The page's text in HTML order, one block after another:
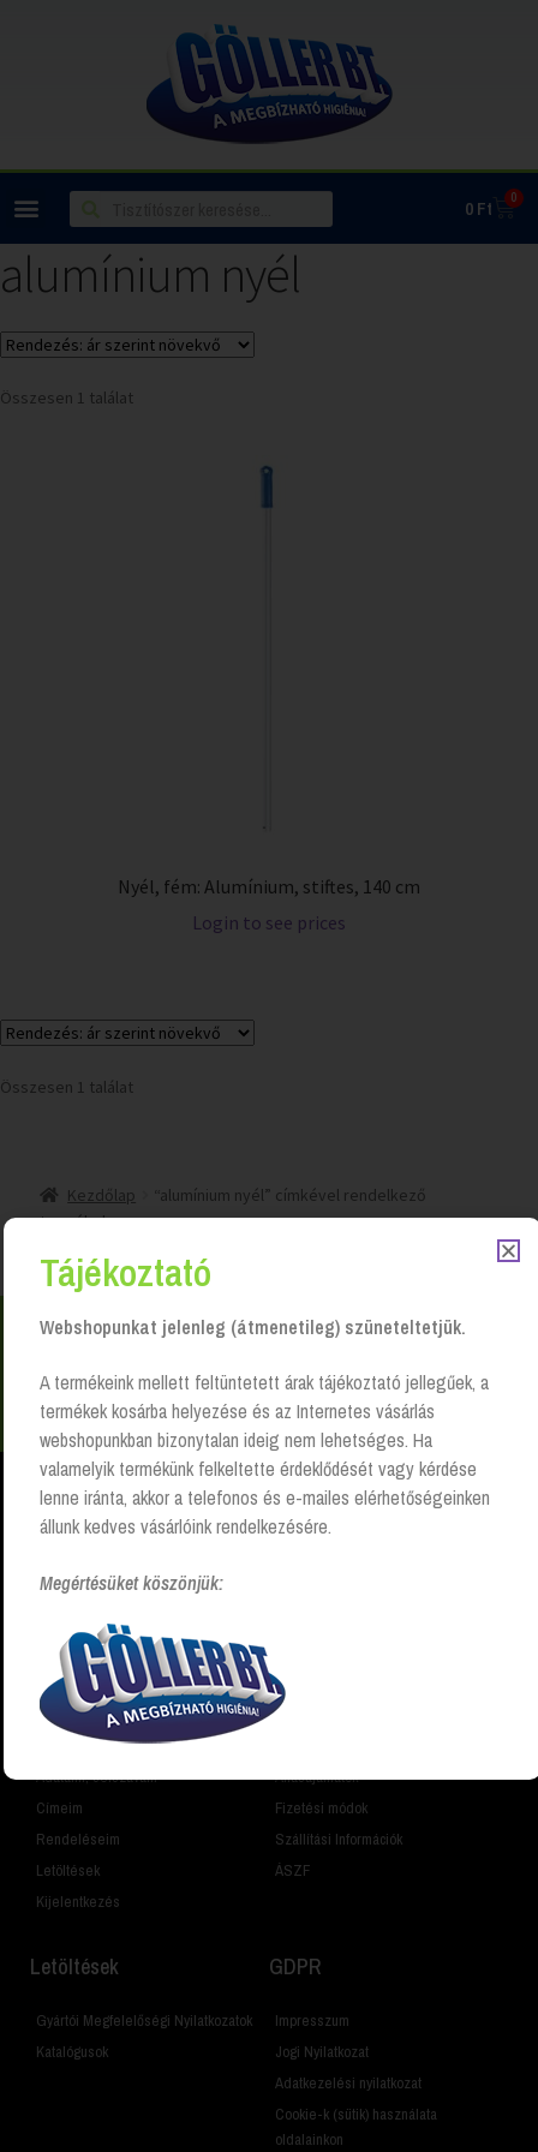
0Ft 0
alumínium nyél
Összesen 1 találat
Nyél, fém: Alumínium, stiftes, 140 cm
Login to see prices
Összesen 1 találat
Kezdőlap
“alumínium nyél” címkével rendelkező
termékek
péntekig 8:00 -17:00 +36 20 223 8470
komplett szolgáltatások nyújtásával, széles választék, magas
Vásárlói fiók
Adataim, Jelszavam
Címeim
Rendeléseim
Letöltések
Kijelentkezés
Információk
Állásajánlatok
Fizetési módok
Szállítási Információk
ÁSZF
Letöltések
Gyártói Megfelelőségi Nyilatkozatok
Katalógusok
GDPR
Impresszum
Jogi Nyilatkozat
Adatkezelési nyilatkozat
Cookie-k (sütik) használata
oldalainkon
Tájékoztató
Webshopunkat jelenleg (átmenetileg) szüneteltetjük.
A termékeink mellett feltüntetett árak tájékoztató jellegűek, a
termékek kosárba helyezése és az Internetes vásárlás
webshopunkban bizonytalan ideig nem lehetséges. Ha
valamelyik termékünk felkeltette érdeklődését vagy kérdése
lenne iránta, akkor a telefonos és e-mailes elérhetőségeinken
állunk kedves vásárlóink rendelkezésére.
Megértésüket köszönjük: